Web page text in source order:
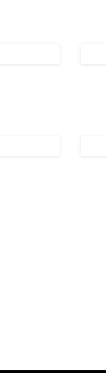
carrito
carrito